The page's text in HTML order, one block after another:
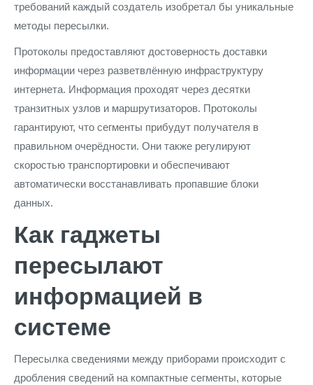
требований каждый создатель изобретал бы уникальные
методы пересылки.
Протоколы предоставляют достоверность доставки
информации через разветвлённую инфраструктуру
интернета. Информация проходят через десятки
транзитных узлов и маршрутизаторов. Протоколы
гарантируют, что сегменты прибудут получателя в
правильном очерёдности. Они также регулируют
скоростью транспортировки и обеспечивают
автоматически восстанавливать пропавшие блоки
данных.
Как гаджеты
пересылают
информацией в
системе
Пересылка сведениями между приборами происходит с
дробления сведений на компактные сегменты, которые